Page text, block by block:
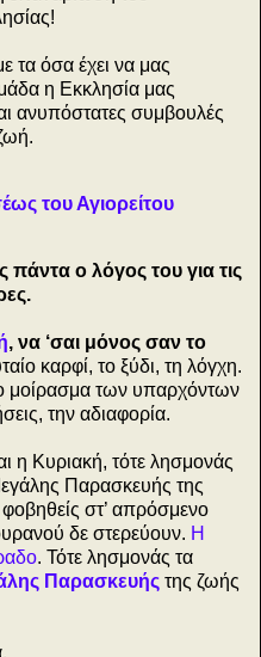
τα όσα έχει να μας
η Εκκλησία μας
ανυπόστατες συμβουλές
του Αγιορείτου
πάντα ο λόγος του για τις
, να ‘σαι μόνος σαν το
καρφί, το ξύδι, τη λόγχη.
μοίρασμα των υπαρχόντων
την αδιαφορία.
η Κυριακή, τότε λησμονάς
Παρασκευής της
στ’ απρόσμενο
δε στερεύουν. Η
. Τότε λησμονάς τα
Παρασκευής της ζωής